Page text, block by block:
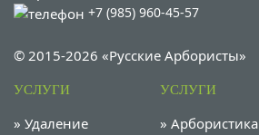
+7 (985) 960-45-57
© 2015-2026 «Русские Арбористы»
УСЛУГИ
» Удаление
УСЛУГИ
» Арбористика